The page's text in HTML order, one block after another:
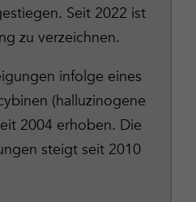
Seit 2022 ist
zu verzeichnen.
infolge eines
(halluzinogene
2004 erhoben. Die
steigt seit 2010